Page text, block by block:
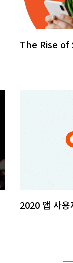
The Rise
2020 앱 사